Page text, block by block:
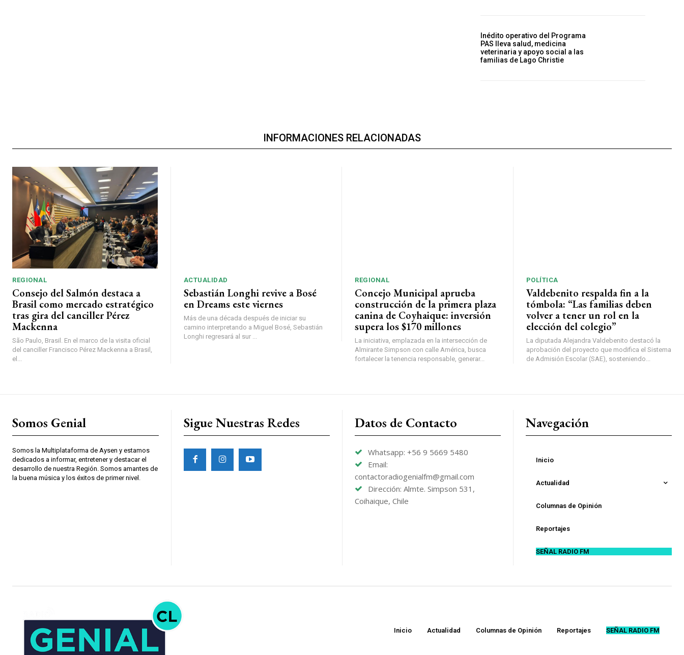
Inédito operativo del Programa
PAS lleva salud, medicina
veterinaria y apoyo social a las
familias de Lago Christie
INFORMACIONES RELACIONADAS
REGIONAL
Consejo del Salmón destaca a
Brasil como mercado estratégico
tras gira del canciller Pérez
Mackenna
São Paulo, Brasil. En el marco de la visita oficial
del canciller Francisco Pérez Mackenna a Brasil,
el...
ACTUALIDAD
Sebastián Longhi revive a Bosé
en Dreams este viernes
Más de una década después de iniciar su
camino interpretando a Miguel Bosé, Sebastián
Longhi regresará al sur ...
REGIONAL
Concejo Municipal aprueba
construcción de la primera plaza
canina de Coyhaique: inversión
supera los $170 millones
La iniciativa, emplazada en la intersección de
Almirante Simpson con calle América, busca
fortalecer la tenencia responsable, generar...
POLÍTICA
Valdebenito respalda fin a la
tómbola: “Las familias deben
volver a tener un rol en la
elección del colegio”
La diputada Alejandra Valdebenito destacó la
aprobación del proyecto que modifica el Sistema
de Admisión Escolar (SAE), sosteniendo...
Somos Genial
Somos la Multiplataforma de Aysen y estamos
dedicados a informar, entretener y destacar el
desarrollo de nuestra Región. Somos amantes de
la buena música y los éxitos de primer nivel.
Sigue Nuestras Redes Datos de Contacto
Whatsapp: +56 9 5669 5480
Email:
contactoradiogenialfm@gmail.com
Dirección: Almte. Simpson 531,
Coihaique, Chile
Navegación
Inicio
Actualidad
Columnas de Opinión
Reportajes
SEÑAL RADIO FM
Inicio Actualidad Columnas de Opinión Reportajes SEÑAL RADIO FM